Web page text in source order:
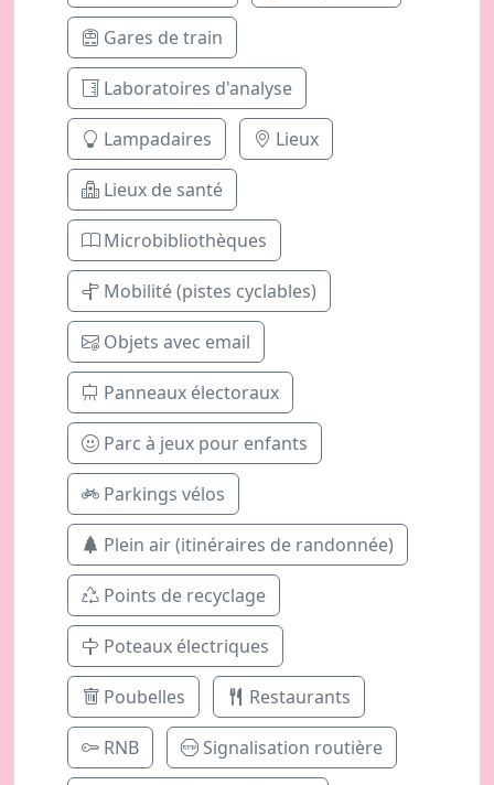
Gares de train
Laboratoires d'analyse
Lampadaires Lieux
Lieux de santé
Microbibliothèques
Mobilité (pistes cyclables)
Objets avec email
Panneaux électoraux
Parc à jeux pour enfants
Parkings vélos
Plein air (itinéraires de randonnée)
Points de recyclage
Poteaux électriques
Poubelles Restaurants
RNB Signalisation routière